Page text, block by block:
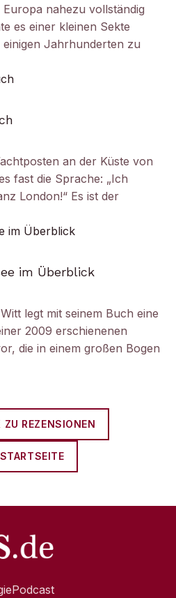
nahezu vollständig
es einer kleinen Sekte
Jahrhunderten zu
an der Küste von
fast die Sprache: „Ich
London!“ Es ist der
im Überblick
legt mit seinem Buch eine
2009 erschienenen
die in einem großen Bogen
ZU REZENSIONEN
Podcast